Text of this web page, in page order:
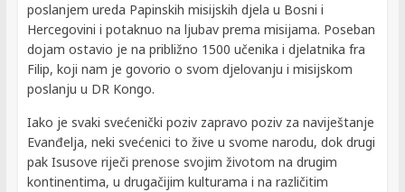
poslanjem ureda Papinskih misijskih djela u Bosni i
Hercegovini i potaknuo na ljubav prema misijama. Poseban
dojam ostavio je na približno 1500 učenika i djelatnika fra
Filip, koji nam je govorio o svom djelovanju i misijskom
poslanju u DR Kongo.
Iako je svaki svećenički poziv zapravo poziv za naviještanje
Evanđelja, neki svećenici to žive u svome narodu, dok drugi
pak Isusove riječi prenose svojim životom na drugim
kontinentima, u drugačijim kulturama i na različitim